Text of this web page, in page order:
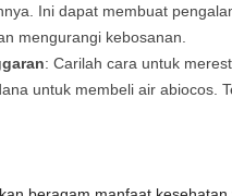
Ini dapat membuat
mengurangi kebosanan.
: Carilah cara untuk
untuk membeli air abiocos.